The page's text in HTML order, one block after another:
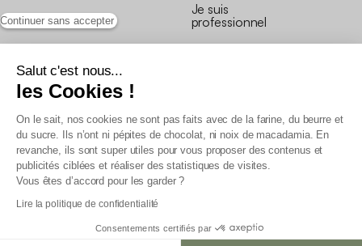
Continuer sans accepter
Salut c'est nous...
les Cookies !
On le sait, nos cookies ne sont pas faits avec de la farine, du beurre et
du sucre. Ils n’ont ni pépites de chocolat, ni noix de macadamia. En
revanche, ils sont super utiles pour vous proposer des contenus et
publicités ciblées et réaliser des statistiques de visites.
Vous êtes d’accord pour les garder ?
Lire la politique de confidentialité
Consentements certifiés par
Je suis
professionnel
Conditions générales de vente
Conditions générales du programme de fidélité
Charte de données personnelles
Conditions générales de vente Pro
Déclaration d’accessibilité